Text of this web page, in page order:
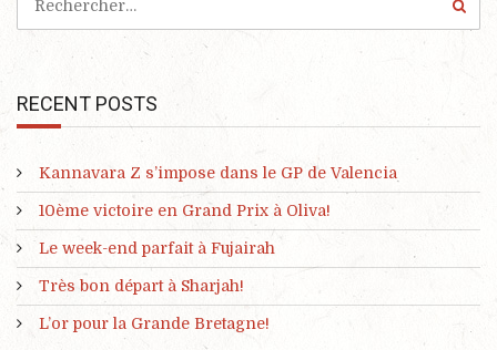
RECENT POSTS
Kannavara Z s’impose dans le GP de Valencia
10ème victoire en Grand Prix à Oliva!
Le week-end parfait à Fujairah
Très bon départ à Sharjah!
L’or pour la Grande Bretagne!